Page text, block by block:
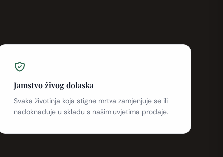
Jamstvo živog dolaska
Svaka životinja koja stigne mrtva zamjenjuje se ili
nadoknađuje u skladu s našim uvjetima prodaje.